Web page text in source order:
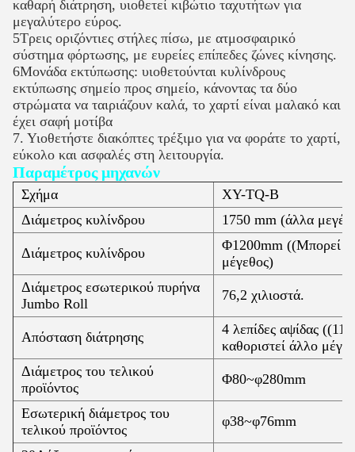
καθαρή διάτρηση, υιοθετεί κιβώτιο ταχυτήτων για
μεγαλύτερο εύρος.
5Τρεις οριζόντιες στήλες πίσω, με ατμοσφαιρικό
σύστημα φόρτωσης, με ευρείες επίπεδες ζώνες κίνησης.
6Μονάδα εκτύπωσης: υιοθετούνται κυλίνδρους
εκτύπωσης σημείο προς σημείο, κάνοντας τα δύο
στρώματα να ταιριάζουν καλά, το χαρτί είναι μαλακό και
έχει σαφή μοτίβα
7. Υιοθετήστε διακόπτες τρέξιμο για να φοράτε το χαρτί,
εύκολο και ασφαλές στη λειτουργία.
Παραμέτρος μηχανών
Σχήμα
XY-TQ-B
Διάμετρος κυλίνδρου
1750 mm (άλλα
Διάμετρος κυλίνδρου
Φ1200mm ((Μπορεί να
μέγεθος)
Διάμετρος εσωτερικού πυρήνα
Jumbo Roll
76,2 χιλιοστά.
Απόσταση διάτρησης
4 λεπίδες αψίδας
καθοριστεί άλλο
Διάμετρος του τελικού
προϊόντος
Φ80~φ280mm
Εσωτερική διάμετρος του
τελικού προϊόντος
φ38~φ76mm